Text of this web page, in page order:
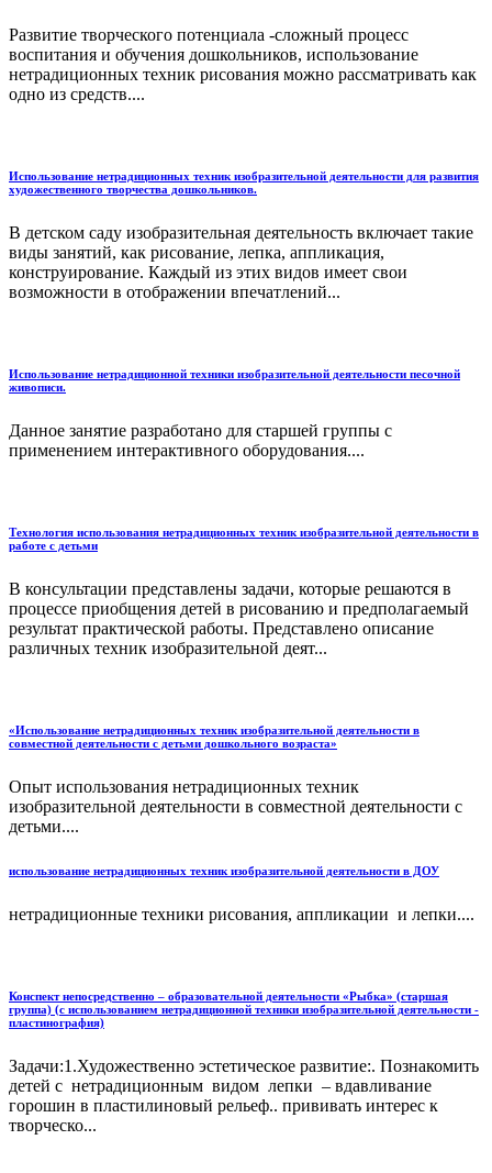
Развитие творческого потенциала -сложный процесс
воспитания и обучения дошкольников, использование
нетрадиционных техник рисования можно рассматривать как
одно из средств....
Использование нетрадиционных техник изобразительной деятельности для развития
художественного творчества дошкольников.
В детском саду изобразительная деятельность включает такие
виды занятий, как рисование, лепка, аппликация,
конструирование. Каждый из этих видов имеет свои
возможности в отображении впечатлений...
Использование нетрадиционной техники изобразительной деятельности песочной
живописи.
Данное занятие разработано для старшей группы с
применением интерактивного оборудования....
Технология использования нетрадиционных техник изобразительной деятельности в
работе с детьми
В консультации представлены задачи, которые решаются в
процессе приобщения детей в рисованию и предполагаемый
результат практической работы. Представлено описание
различных техник изобразительной деят...
«Использование нетрадиционных техник изобразительной деятельности в
совместной деятельности с детьми дошкольного возраста»
Опыт использования нетрадиционных техник
изобразительной деятельности в совместной деятельности с
детьми....
использование нетрадиционных техник изобразительной деятельности в ДОУ
нетрадиционные техники рисования, аппликации и лепки....
Конспект непосредственно – образовательной деятельности «Рыбка» (старшая
группа) (с использованием нетрадиционной техники изобразительной деятельности -
пластинография)
Задачи:1.Художественно эстетическое развитие:. Познакомить
детей с нетрадиционным видом лепки – вдавливание
горошин в пластилиновый рельеф.. прививать интерес к
творческо...